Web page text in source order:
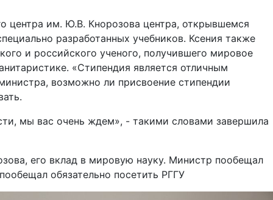
центра им. Ю.В. Кнорозова центра, открывшемся
разработанных учебников. Ксения также
и российского ученого, получившего мировое
«Стипендия является отличным
возможно ли присвоение стипендии
мы вас очень ждем», - такими словами завершила
его вклад в мировую науку. Министр пообещал
обязательно посетить РГГУ